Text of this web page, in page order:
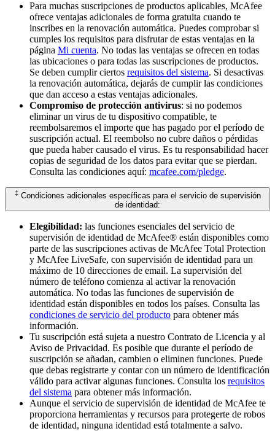
Para muchas suscripciones de productos aplicables, McAfee
ofrece ventajas adicionales de forma gratuita cuando te
inscribes en la renovación automática. Puedes comprobar si
cumples los requisitos para disfrutar de estas ventajas en la
página Mi cuenta. No todas las ventajas se ofrecen en todas
las ubicaciones o para todas las suscripciones de productos.
Se deben cumplir ciertos requisitos del sistema. Si desactivas
la renovación automática, dejarás de cumplir las condiciones
que dan acceso a estas ventajas adicionales.
Compromiso de protección antivirus: si no podemos
eliminar un virus de tu dispositivo compatible, te
reembolsaremos el importe que has pagado por el período de
suscripción actual. El reembolso no cubre daños o pérdidas
que pueda haber causado el virus. Es tu responsabilidad hacer
copias de seguridad de los datos para evitar que se pierdan.
Consulta las condiciones aquí: mcafee.com/pledge.
‡Condiciones adicionales específicas para el servicio de supervisión
de identidad:​
Elegibilidad: las funciones esenciales del servicio de
supervisión de identidad de McAfee® están disponibles como
parte de las suscripciones activas de McAfee Total Protection
y McAfee LiveSafe, con supervisión de identidad para un
máximo de 10 direcciones de email. La supervisión del
número de teléfono comienza al activar la renovación
automática. No todas las funciones de supervisión de
identidad están disponibles en todos los países. Consulta las
condiciones de servicio del producto para obtener más
información.
Tu suscripción está sujeta a nuestro Contrato de Licencia y al
Aviso de Privacidad. Es posible que durante el período de
suscripción se añadan, cambien o eliminen funciones. Puede
que debas registrarte y contar con un número de identificación
válido para activar algunas funciones. Consulta los requisitos
del sistema para obtener más información.
Aunque el servicio de supervisión de identidad de McAfee te
proporciona herramientas y recursos para protegerte de robos
de identidad, ninguna identidad está totalmente a salvo.